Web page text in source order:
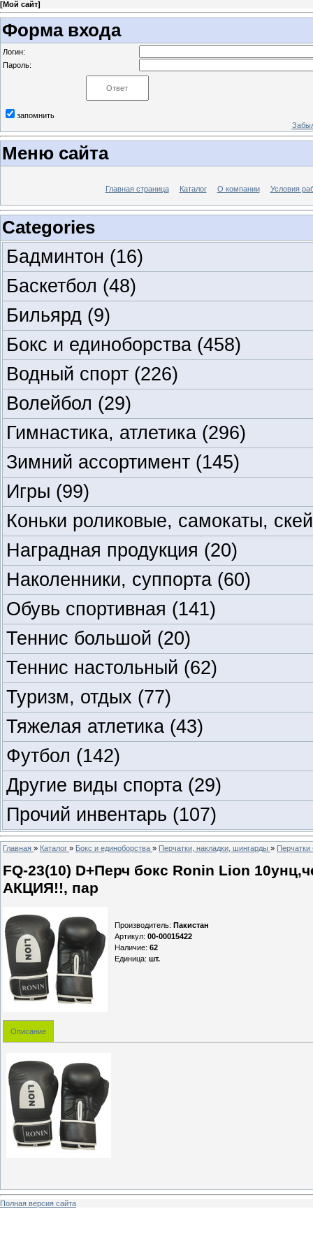
[Мой сайт]
Форма входа
Логин:
Пароль:
запомнить
Меню сайта
Главная страница Каталог О компании Условия
Categories
Бадминтон (16)
Баскетбол (48)
Бильярд (9)
Бокс и единоборства (458)
Водный спорт (226)
Волейбол (29)
Гимнастика, атлетика (296)
Зимний ассортимент (145)
Игры (99)
Коньки роликовые, самокаты,
Наградная продукция (20)
Наколенники, суппорта (60)
Обувь спортивная (141)
Теннис большой (20)
Теннис настольный (62)
Туризм, отдых (77)
Тяжелая атлетика (43)
Футбол (142)
Другие виды спорта (29)
Прочий инвентарь (107)
Главная » Каталог » Бокс и единоборства » Перчатки, накладки, шингарды » Перчатки
FQ-23(10) D+Перч бокс Ronin Lion
АКЦИЯ!!, пар
Производитель: Пакистан
Артикул: 00-00015422
Наличие: 62
Единица: шт.
Описание
Полная версия сайта